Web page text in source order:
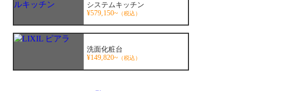
システムキッチン
¥579,150~ （税込）
洗面化粧台
¥149,820~ （税込）